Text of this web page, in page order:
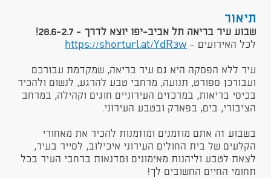
תיאור
​שבוע עיר בריאה תל אביב-יפו יוצא לדרך - 28.6-2.7
!
לכל האירועים - https://shorturl.at/YdR3w​
​עיר ללא הפסקה היא גם עיר בריאה, שמקדמת עבורכם
ועבורכן ספורט, תנועה, מרחבי טבע להרגע, לנשום ולהכיר
בכיסי בריאות, במרכזים העירוניים חוגים וקהילה, במרחב
הציבורי, בים, בפארק ובטבע העירוני.
בשבוע זה אתם מוזמנים ומוזמנות להכיר את מאחורי
הקלעים של בית החולים העירוני איכילוב, לסייר בעיר,
לצאת לטבע וליהנות מאימונים וסדנאות ברחבי העיר בכל
תחומי החיים החשובים לך!